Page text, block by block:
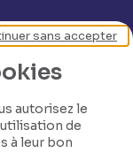
autorisez le
de
à leur bon
sans accepter